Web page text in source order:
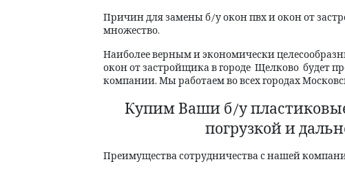
Причин для замены б/у окон пвх и окон от
множество.
Наиболее верным и экономически
окон от застройщика в городе Щелково будет
компании. Мы работаем во всех городах
Купим Ваши б/у
погрузкой и
Преимущества сотрудничества с нашей